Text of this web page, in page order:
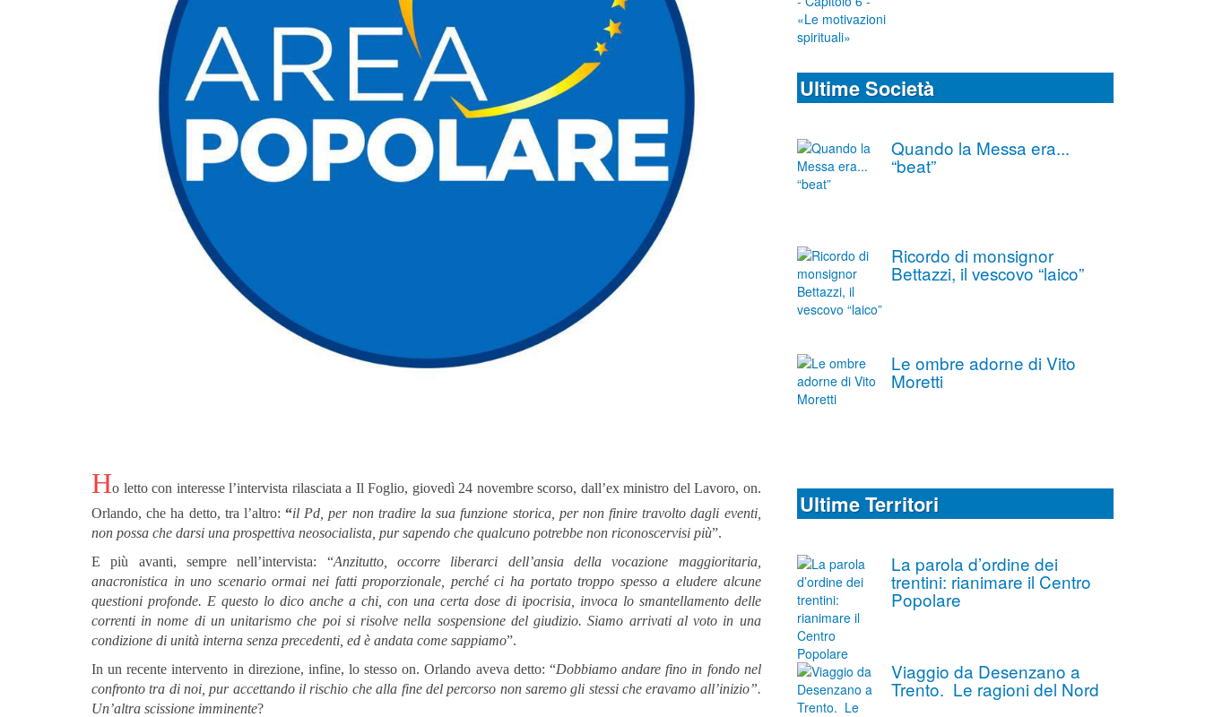
Ho letto con interesse l’intervista rilasciata a Il Foglio, giovedì 24 novembre scorso, dall’ex ministro del Lavoro, on.
Orlando, che ha detto, tra l’altro:“il Pd, per non tradire la sua funzione storica, per non finire travolto dagli eventi,
non possa che darsi una prospettiva neosocialista, pur sapendo che qualcuno potrebbe non riconoscervisi più”.
E più avanti, sempre nell’intervista: “Anzitutto, occorre liberarci dell’ansia della vocazione maggioritaria,
anacronistica in uno scenario ormai nei fatti proporzionale, perché ci ha portato troppo spesso a eludere alcune
questioni profonde. E questo lo dico anche a chi, con una certa dose di ipocrisia, invoca lo smantellamento delle
correnti in nome di un unitarismo che poi si risolve nella sospensione del giudizio. Siamo arrivati al voto in una
condizione di unità interna senza precedenti, ed è andata come sappiamo”.
In un recente intervento in direzione, infine, lo stesso on. Orlando aveva detto: “Dobbiamo andare fino in fondo nel
confronto tra di noi, pur accettando il rischio che alla fine del percorso non saremo gli stessi che eravamo all’inizio”.
Un’altra scissione imminente?
Ultime Società
Quando la Messa era...
“beat”
Ricordo di monsignor
Bettazzi, il vescovo “laico”
Le ombre adorne di Vito
Moretti
Ultime Territori
La parola d’ordine dei
trentini: rianimare il Centro
Popolare
Viaggio da Desenzano a
Trento. Le ragioni del Nord